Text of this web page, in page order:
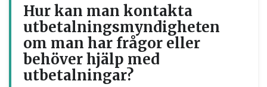
Hur kan man kontakta
utbetalningsmyndigheten
om man har frågor eller
behöver hjälp med
utbetalningar?